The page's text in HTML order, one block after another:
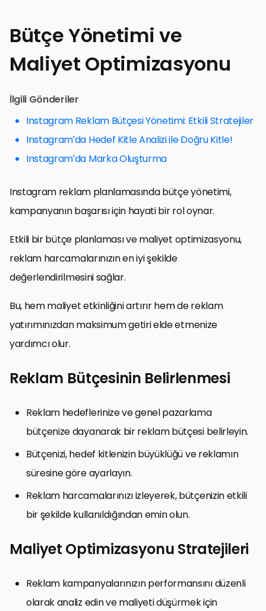
Bütçe Yönetimi ve
Maliyet Optimizasyonu
İlgili Gönderiler
Instagram Reklam Bütçesi Yönetimi: Etkili Stratejiler
Instagram’da Hedef Kitle Analizi ile Doğru Kitle!
Instagram’da Marka Oluşturma
Instagram reklam planlamasında bütçe yönetimi,
kampanyanın başarısı için hayati bir rol oynar.
Etkili bir bütçe planlaması ve maliyet optimizasyonu,
reklam harcamalarınızın en iyi şekilde
değerlendirilmesini sağlar.
Bu, hem maliyet etkinliğini artırır hem de reklam
yatırımınızdan maksimum getiri elde etmenize
yardımcı olur.
Reklam Bütçesinin Belirlenmesi
Reklam hedeflerinize ve genel pazarlama
bütçenize dayanarak bir reklam bütçesi belirleyin.
Bütçenizi, hedef kitlenizin büyüklüğü ve reklamın
süresine göre ayarlayın.
Reklam harcamalarınızı izleyerek, bütçenizin etkili
bir şekilde kullanıldığından emin olun.
Maliyet Optimizasyonu Stratejileri
Reklam kampanyalarınızın performansını düzenli
olarak analiz edin ve maliyeti düşürmek için